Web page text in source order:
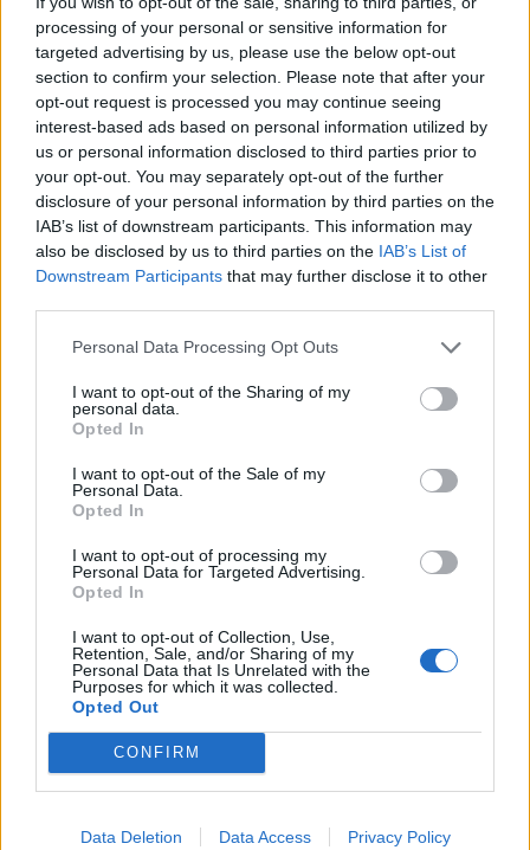
processing of your personal or sensitive information for
targeted advertising by us, please use the below opt-out
section to confirm your selection. Please note that after your
opt-out request is processed you may continue seeing
interest-based ads based on personal information utilized by
us or personal information disclosed to third parties prior to
your opt-out. You may separately opt-out of the further
disclosure of your personal information by third parties on the
IAB’s list of downstream participants. This information may
also be disclosed by us to third parties on the IAB’s List of
Downstream Participants that may further disclose it to other
Personal Data Processing Opt Outs
I want to opt-out of the Sharing of my
personal data.
Opted In
I want to opt-out of the Sale of my
Personal Data.
Opted In
I want to opt-out of processing my
Personal Data for Targeted Advertising.
Opted In
I want to opt-out of Collection, Use,
Retention, Sale, and/or Sharing of my
Personal Data that Is Unrelated with the
Purposes for which it was collected.
Opted Out
CONFIRM
Data Deletion Data Access Privacy Policy
OMEGR